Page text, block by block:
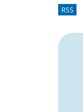
RSS